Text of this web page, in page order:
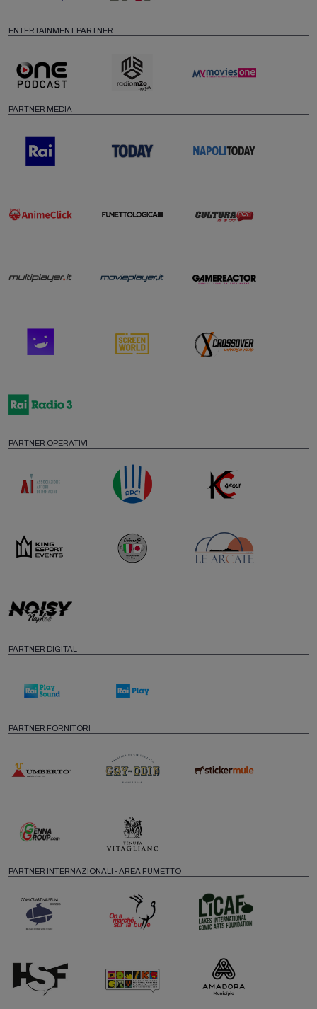
ENTERTAINMENT PARTNER
PARTNER MEDIA
PARTNER OPERATIVI
PARTNER DIGITAL
PARTNER FORNITORI
PARTNER INTERNAZIONALI - AREA FUMETTO